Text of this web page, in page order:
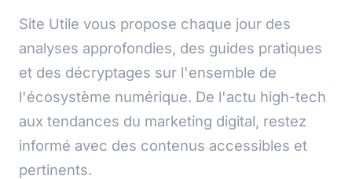
Site Utile vous propose chaque jour des
analyses approfondies, des guides pratiques
et des décryptages sur l'ensemble de
l'écosystème numérique. De l'actu high-tech
aux tendances du marketing digital, restez
informé avec des contenus accessibles et
pertinents.